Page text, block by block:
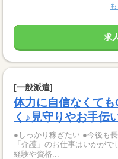
求
[一般派遣]
体力に自信なくて
く♪見守りやお手伝
●しっかり稼ぎたい ●今後も長く続
「介護」のお仕事はいかがでしょうか？ 介護とい
経験や資格...